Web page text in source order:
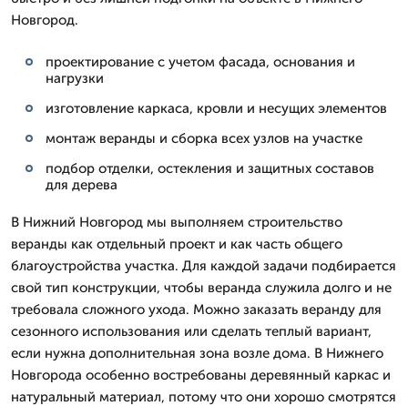
Новгород.
проектирование с учетом фасада, основания и
нагрузки
изготовление каркаса, кровли и несущих элементов
монтаж веранды и сборка всех узлов на участке
подбор отделки, остекления и защитных составов
для дерева
В Нижний Новгород мы выполняем строительство
веранды как отдельный проект и как часть общего
благоустройства участка. Для каждой задачи подбирается
свой тип конструкции, чтобы веранда служила долго и не
требовала сложного ухода. Можно заказать веранду для
сезонного использования или сделать теплый вариант,
если нужна дополнительная зона возле дома. В Нижнего
Новгорода особенно востребованы деревянный каркас и
натуральный материал, потому что они хорошо смотрятся